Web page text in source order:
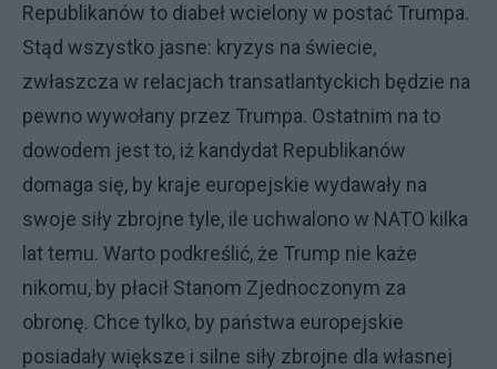
Republikanów to diabeł wcielony w postać Trumpa.
Stąd wszystko jasne: kryzys na świecie,
zwłaszcza w relacjach transatlantyckich będzie na
pewno wywołany przez Trumpa. Ostatnim na to
dowodem jest to, iż kandydat Republikanów
domaga się, by kraje europejskie wydawały na
swoje siły zbrojne tyle, ile uchwalono w NATO kilka
lat temu. Warto podkreślić, że Trump nie każe
nikomu, by płacił Stanom Zjednoczonym za
obronę. Chce tylko, by państwa europejskie
posiadały większe i silne siły zbrojne dla własnej